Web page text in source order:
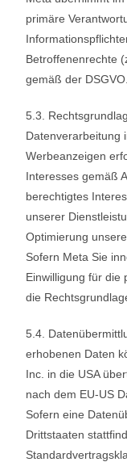
primäre
Betroffenenrechte
gemäß der DSGVO.
5.3.
Datenverarbeitung
Werbeanzeigen
Interesses gemäß
berechtigtes
unserer
Optimierung
Sofern Meta Sie
Einwilligung für die
die
5.4.
erhobenen Daten
Inc. in die USA
nach dem EU-US
Sofern eine
Drittstaaten